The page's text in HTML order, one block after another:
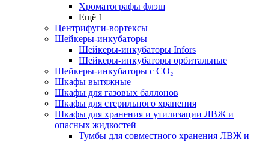
Хроматографы флэш
Ещё 1
Центрифуги-вортексы
Шейкеры-инкубаторы
Шейкеры-инкубаторы Infors
Шейкеры-инкубаторы орбитальные
Шейкеры-инкубаторы с CО₂
Шкафы вытяжные
Шкафы для газовых баллонов
Шкафы для стерильного хранения
Шкафы для хранения и утилизации ЛВЖ и
опасных жидкостей
Тумбы для совместного хранения ЛВЖ и